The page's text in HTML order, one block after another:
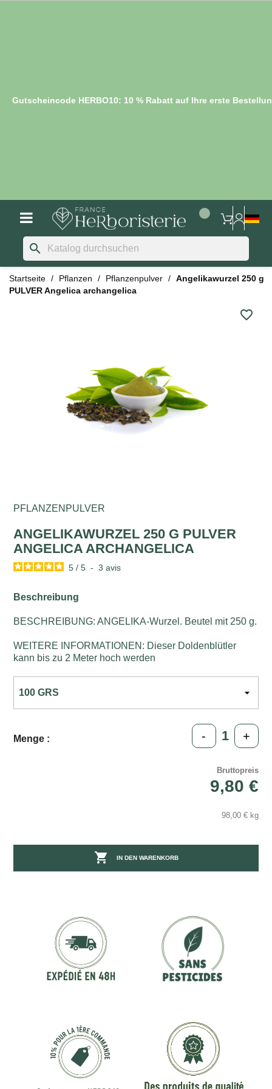
Gutscheincode HERBO10: 10 % Rabatt auf Ihre erste
search
Startseite Pflanzen Pflanzenpulver
Angelikawurzel 250 g
PULVER Angelica archangelica
favorite_border
PFLANZENPULVER
ANGELIKAWURZEL 250 G PULVER
ANGELICA ARCHANGELICA
5 / 5 - 3avis
Beschreibung
BESCHREIBUNG: ANGELIKA-Wurzel. Beutel mit 250 g.
WEITERE INFORMATIONEN: Dieser Doldenblütler
kann bis zu 2 Meter hoch werden
Menge : - +
Bruttopreis
9,80 €
98,00 € kg
 IN DEN WARENKORB